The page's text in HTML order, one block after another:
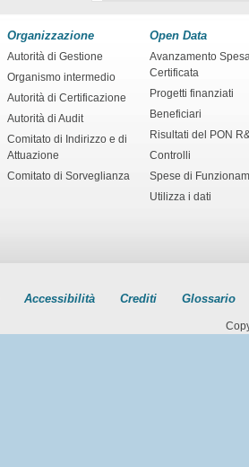
Organizzazione
Autorità di Gestione
Organismo intermedio
Autorità di Certificazione
Autorità di Audit
Comitato di Indirizzo e di
Attuazione
Comitato di Sorveglianza
Open Data
Avanzamento
Certificata
Progetti finanziati
Beneficiari
Risultati del PON
Controlli
Spese di
Utilizza i dati
Accessibilità Crediti Glossario